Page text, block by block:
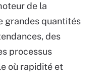
de la
grandes quantités
des
processus
où rapidité et